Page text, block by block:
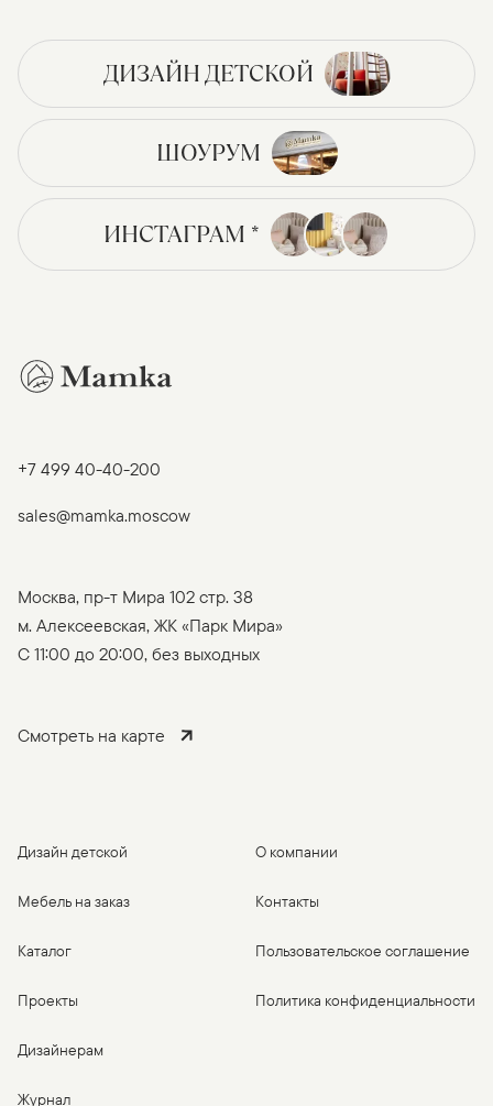
ДИЗАЙН ДЕТСКОЙ
ШОУРУМ
ИНСТАГРАМ *
+7 499 40-40-200
sales@mamka.moscow
Москва, пр-т Мира 102 стр. 38
м. Алексеевская, ЖК «Парк Мира»
C 11:00 до 20:00, без выходных
Смотреть на карте
Дизайн детской
Мебель на заказ
Каталог
Проекты
Дизайнерам
Журнал
О компании
Контакты
Пользовательское соглашение
Политика конфиденциальности